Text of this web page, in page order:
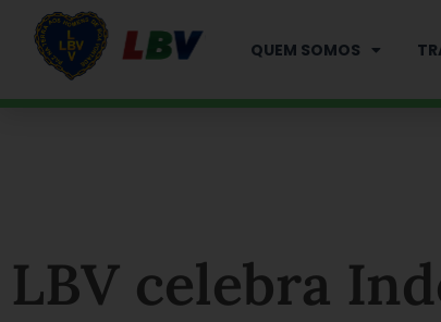
QUEM SOMOS
LBV celebra